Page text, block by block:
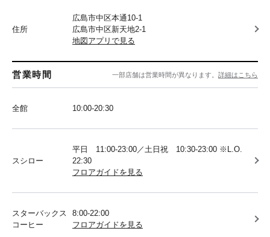
住所
広島市中区本通10-1
広島市中区新天地2-1
地図アプリで見る
営業時間 一部店舗は営業時間が異なります。 詳細はこちら
全館 10:00-20:30
スシロー
平日 11:00-23:00／土日祝 10:30-23:00 ※L.O.
22:30
フロアガイドを見る
スターバックス
コーヒー
8:00-22:00
フロアガイドを見る